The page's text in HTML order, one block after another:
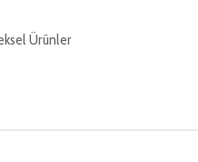
KARGO
Kargosu Bizden